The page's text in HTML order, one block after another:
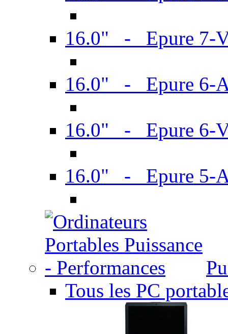
16.0" - Epure 7-
16.0" - Epure 6-
16.0" - Epure 6-
16.0" - Epure 5-
Tous les PC